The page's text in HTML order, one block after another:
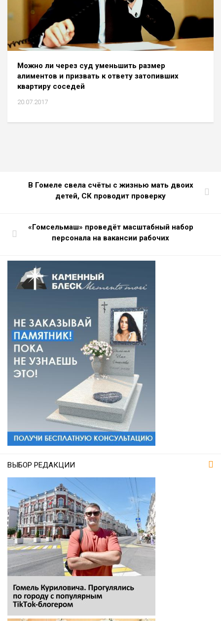
Можно ли через суд уменьшить размер
алиментов и призвать к ответу затопивших
квартиру соседей
20.07.2017
В Гомеле свела счёты с жизнью мать двоих
детей, СК проводит проверку
«Гомсельмаш» проведёт масштабный набор
персонала на вакансии рабочих
ВЫБОР РЕДАКЦИИ